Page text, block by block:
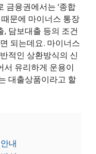
금융권에서는 ‘종합
문에 마이너스 통장
담보대출 등의 조건
되는데요. 마이너스
적인 상환방식의 신
서 유리하게 운용이
대출상품이라고 할
내